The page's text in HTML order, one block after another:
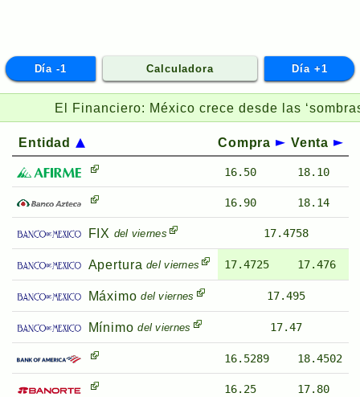
Día -1 Calculadora Día +1
El Financiero:México crece desde las
Entidad Compra Venta
16.50 18.10
16.90 18.14
FIX del viernes 17.4758
Apertura del viernes 17.4725 17.476
Máximo del viernes 17.495
Mínimo del viernes 17.47
16.5289 18.4502
16.25 17.80